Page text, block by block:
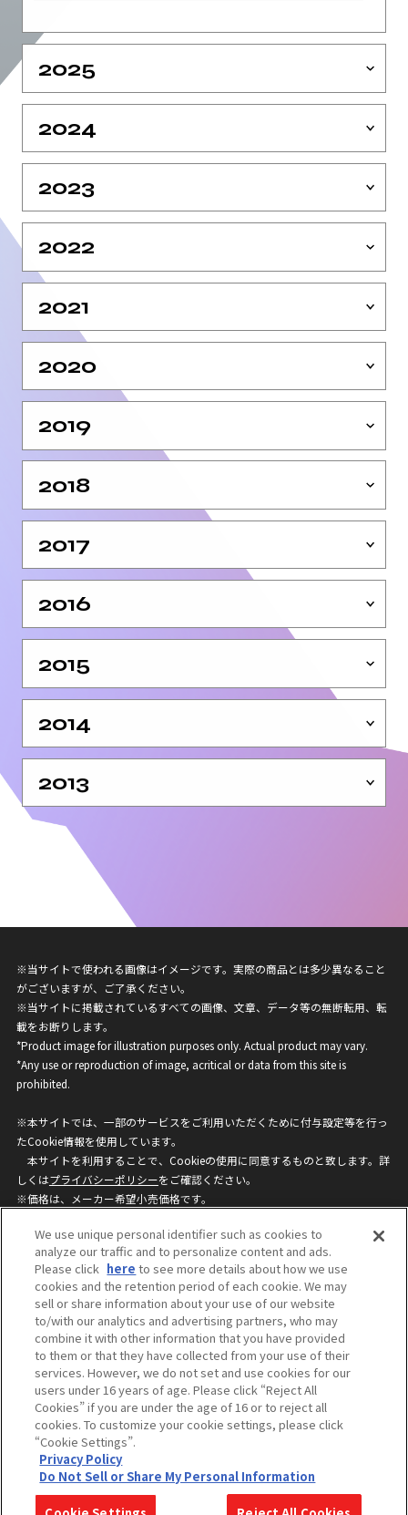
2025
2024
2023
2022
2021
2020
2019
2018
2017
2016
2015
2014
2013
※当サイトで使われる画像はイメージです。実際の商品とは多少異なること
がございますが、ご了承ください。
※当サイトに掲載されているすべての画像、文章、データ等の無断転用、転
載をお断りします。
*Product image for illustration purposes only. Actual product may vary.
*Any use or reproduction of image, acritical or data from this site is
prohibited.
※本サイトでは、一部のサービスをご利用いただくために付与設定等を行っ
たCookie情報を使用しています。
本サイトを利用することで、Cookieの使用に同意するものと致します。詳
しくはプライバシーポリシーをご確認ください。
※価格は、メーカー希望小売価格です。
ざいますのでご了承ください。
privacypolicy
Do Not Sell or Share My
Personal Information
ウェブサイトご利用条件
ソーシャルメディアポリシー
個人情報保護方針
お問い合わせ
©BANDAI
コピーライト一覧を表示する
We use unique personal identifier such as cookies to
analyze our traffic and to personalize content and ads.
Please click here to see more details about how we use
cookies and the retention period of each cookie. We may
sell or share information about your use of our website
to/with our analytics and advertising partners, who may
combine it with other information that you have provided
to them or that they have collected from your use of their
services. However, we do not set and use cookies for our
users under 16 years of age. Please click “Reject All
Cookies” if you are under the age of 16 or to reject all
cookies. To customize your cookie settings, please click
“Cookie Settings”.
Privacy Policy
Do Not Sell or Share My Personal Information